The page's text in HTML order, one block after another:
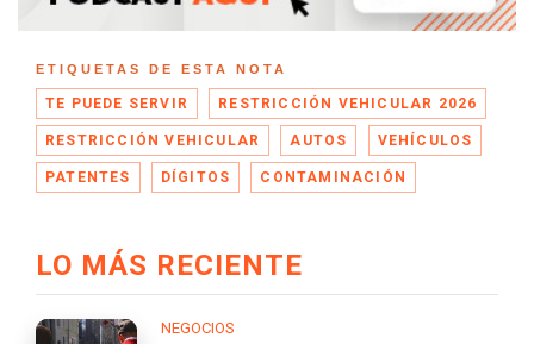
ETIQUETAS DE ESTA NOTA
TE PUEDE SERVIR RESTRICCIÓN VEHICULAR 2026
RESTRICCIÓN VEHICULAR AUTOS VEHÍCULOS
PATENTES DÍGITOS CONTAMINACIÓN
LO MÁS RECIENTE
NEGOCIOS